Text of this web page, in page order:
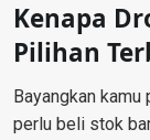
Kenapa
Pilihan
Bayangkan
perlu beli stok